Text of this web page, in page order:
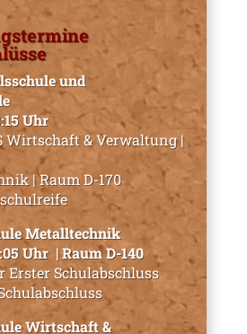
und
Uhr
Wirtschaft & Verwaltung |
| Raum D-170
Metalltechnik
Uhr | Raum D-140
Erster Schulabschluss
Wirtschaft &